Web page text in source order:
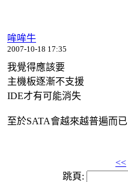
哞哞牛
2007-10-18 17:35
我覺得應該要
主機板逐漸不支援
IDE才有可能消失
至於SATA會越來越普遍而已
<<
跳頁: